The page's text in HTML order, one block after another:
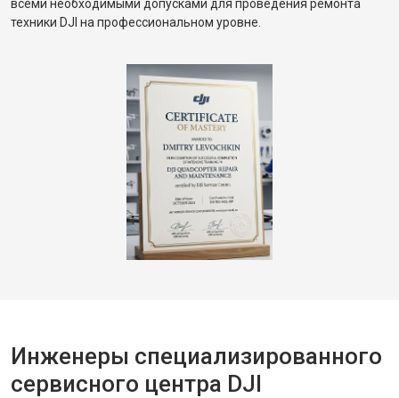
всеми необходимыми допусками для проведения ремонта
техники DJI на профессиональном уровне.
Инженеры специализированного
сервисного центра DJI